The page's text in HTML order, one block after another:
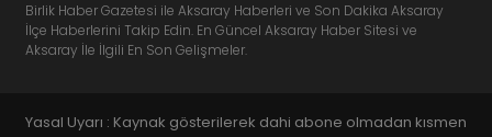
Birlik Haber Gazetesi ile Aksaray Haberleri ve Son Dakika Aksaray
İlçe Haberlerini Takip Edin. En Güncel Aksaray Haber Sitesi ve
Aksaray İle İlgili En Son Gelişmeler.
Yasal Uyarı : Kaynak gösterilerek dahi abone olmadan kısmen